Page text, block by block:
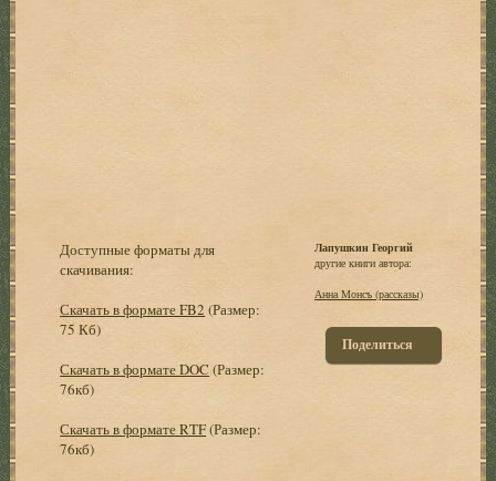
Доступные форматы для
скачивания:
Скачать в формате FB2 (Размер:
75 Кб)
Скачать в формате DOC (Размер:
76кб)
Скачать в формате RTF(Размер:
76кб)
Лапушкин Георгий
другие книги автора:
Анна Монсъ (рассказы)
Поделиться